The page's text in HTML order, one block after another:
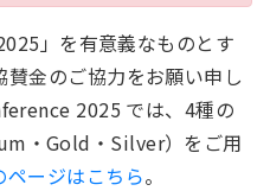
」を有意義なものとす
金のご協力をお願い申し
2025 では、4種の
・Gold・Silver）をご用
ページはこちら。